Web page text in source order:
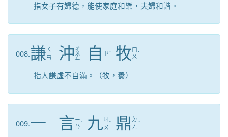
指女子有婦德，能使家庭和樂，夫婦和諧。
008.謙 ㄑ
ㄧ
ㄢ 沖 ㄔ
ㄨ
ㄥ 自 ㄗˋ 牧 ㄇ
ㄨ ˋ
指人謙虛不自滿。（牧，養）
009.一ㄧ 言ㄧ
ㄢ ˊ 九ㄐ
ㄧ
ㄡ
ˇ 鼎 ㄉ
ㄧ
ㄥ
ˇ